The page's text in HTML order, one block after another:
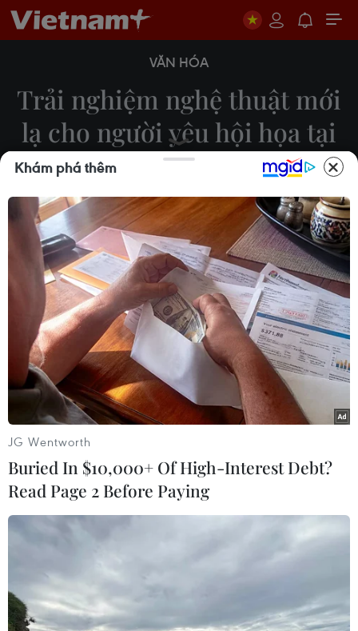
VĂN HÓA
Trải nghiệm nghệ thuật mới
lạ cho người yêu hội họa tại
Hà Nội
PV
15/03/2019 22:22
Triển lãm tranh “Những ô cửa chênh vênh” (diễn ra
từ 16-22/3 tại Hà Nội) giới thiệu tới công chúng 80
tác phẩm của những nghệ sỹ không chuyên,
hướng tới việc lan tỏa những giá trị nhân văn trong
cuộc
Điểm nhấn của 'Những ô cửa chênh vênh' việc giới thiệu tác
Khám phá thêm
JG Wentworth
Buried In $10,000+ Of High-Interest Debt?
Read Page 2 Before Paying